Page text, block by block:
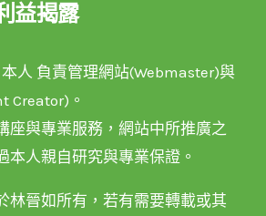
益揭露
人 負責管理網站(Webmaster)與
Creator)。
座與專業服務，網站中所推廣之
本人親自研究與專業保證。
林晉如所有，若有需要轉載或其